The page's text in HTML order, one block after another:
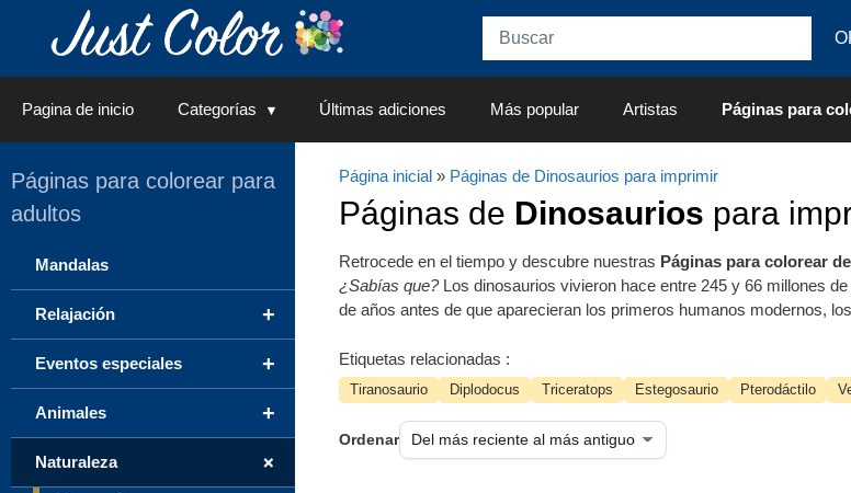
Pagina de inicio Categorías Últimas adiciones Más popular Artistas Páginas para
Página inicial» Páginas de Dinosaurios para imprimir
Páginas de Dinosaurios para
Retrocede en el tiempo y descubre nuestras Páginas para colorear
¿Sabías que?Los dinosaurios vivieron hace entre 245 y 66 millones
de años antes de que aparecieran los primeros humanos modernos,
Etiquetas relacionadas :
Tiranosaurio Diplodocus Triceratops Estegosaurio Pterodáctilo
Ordenar
Páginas para colorear para
adultos
Mandalas
+
Relajación
+
Eventos especiales
+
Animales
+
Naturaleza